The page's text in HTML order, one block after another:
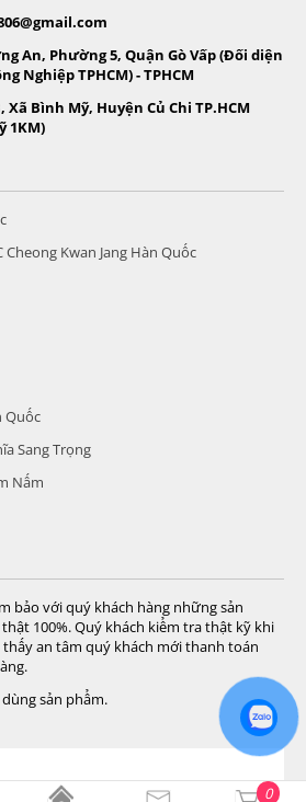
An, Phường 5, Quận Gò Vấp (Đối diện
Nghiệp TPHCM) - TPHCM
Xã Bình Mỹ, Huyện Củ Chi TP.HCM
1KM)
Kwan Jang Hàn Quốc
Quốc
Sang Trọng
Nấm
bảo với quý khách hàng những sản
100%. Quý khách kiểm tra thật kỹ khi
thấy an tâm quý khách mới thanh toán
sản phẩm.
Quốc HT. Được cung cấp bởi .
Design By0